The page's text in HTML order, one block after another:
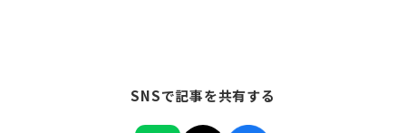
SNSで記事を共有する